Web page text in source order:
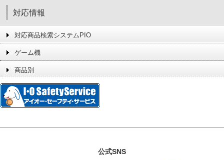
対応情報
対応商品検索システムPIO
ゲーム機
商品別
公式SNS